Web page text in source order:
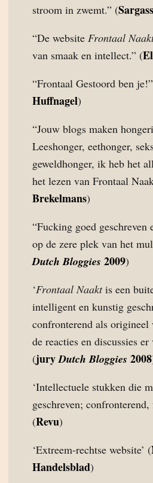
stroom in zwemt.” (
“De website Frontaal
van smaak en intellect.” (
“Frontaal Gestoord ben
Huffnagel)
“Jouw blogs maken
Leeshonger, eethonger,
geweldhonger, ik heb het
het lezen van Frontaal
Brekelmans)
“Fucking goed geschreven
op de zere plek van het
Dutch Bloggies 2009)
‘Frontaal Naaktis een
intelligent en kunstig
confronterend als
de reacties en discussies er
(juryDutch Bloggies 2008
‘Intellectuele stukken die
geschreven; confronterend,
(Revu)
‘Extreem-rechtse website’ (
Handelsblad)